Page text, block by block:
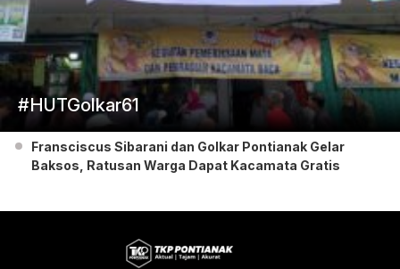
#HUTGolkar61
Fransciscus Sibarani dan Golkar Pontianak Gelar
Baksos, Ratusan Warga Dapat Kacamata Gratis